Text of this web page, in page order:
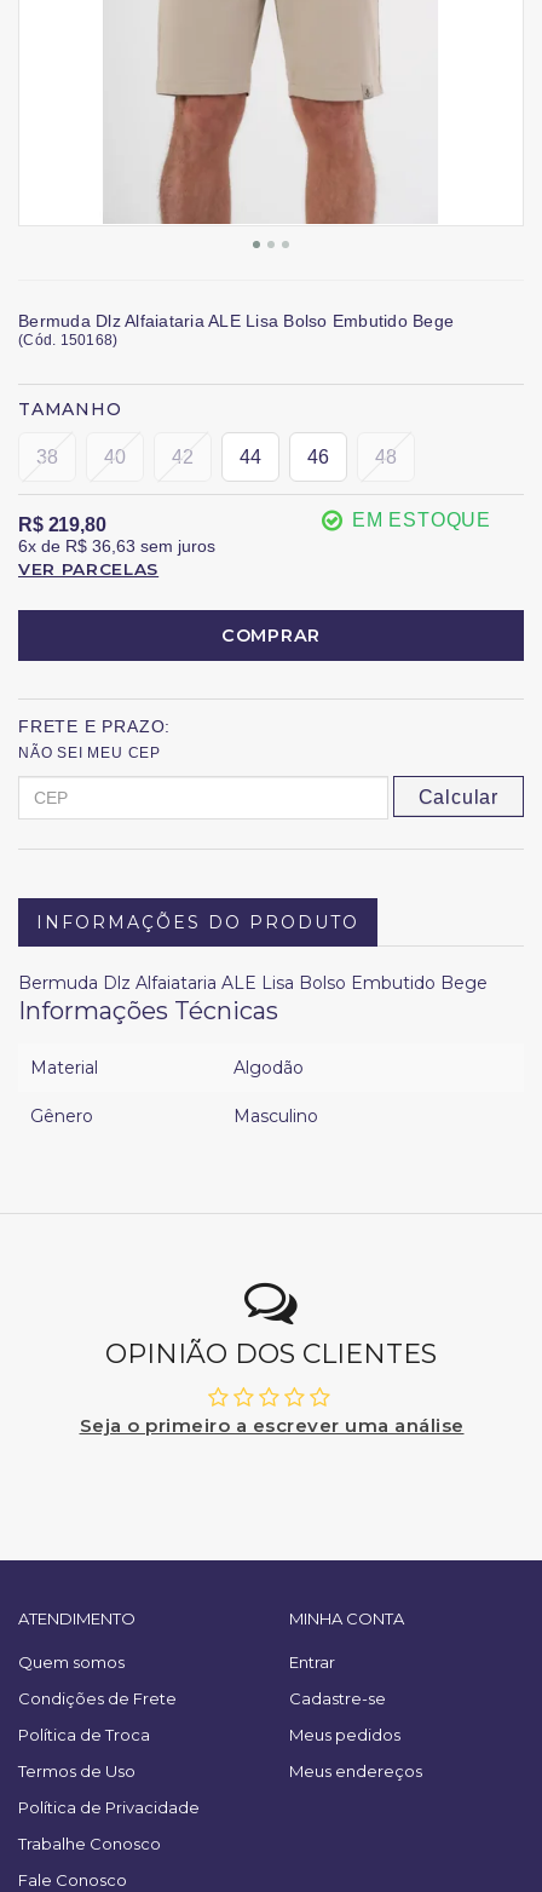
Bermuda Dlz Alfaiataria ALE Lisa Bolso Embutido Bege
(Cód. 150168)
TAMANHO
38 40 42 44 46 48
R$ 219,80
6x de R$ 36,63 sem juros
VER PARCELAS
EM ESTOQUE
COMPRAR
FRETE E PRAZO:
NÃO SEI MEU CEP
Calcular
INFORMAÇÕES DO PRODUTO
Bermuda Dlz Alfaiataria ALE Lisa Bolso Embutido Bege
Informações Técnicas
Material Algodão
Gênero Masculino
OPINIÃO DOS CLIENTES
Seja o primeiro a escrever uma análise
ATENDIMENTO
Quem somos
Condições de Frete
Política de Troca
Termos de Uso
Política de Privacidade
Trabalhe Conosco
Fale Conosco
MINHA CONTA
Entrar
Cadastre-se
Meus pedidos
Meus endereços